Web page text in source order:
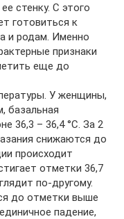
стенку. С этого
готовиться к
и родам. Именно
признаки
еще до
У женщины,
базальная
36,3 – 36,4 °C. За 2
снижаются до
происходит
отметки 36,7
по-другому.
до отметки выше
падение,